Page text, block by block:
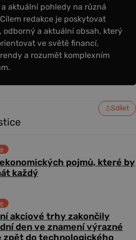
aktuální pohledy na různá
redakce je poskytovat
a aktuální obsah, který
ve světě financí,
a rozumět komplexním
Sdílet
pojmů, které by
každý
akciové trhy zakončily
den ve znamení výrazné
zpět do technologického